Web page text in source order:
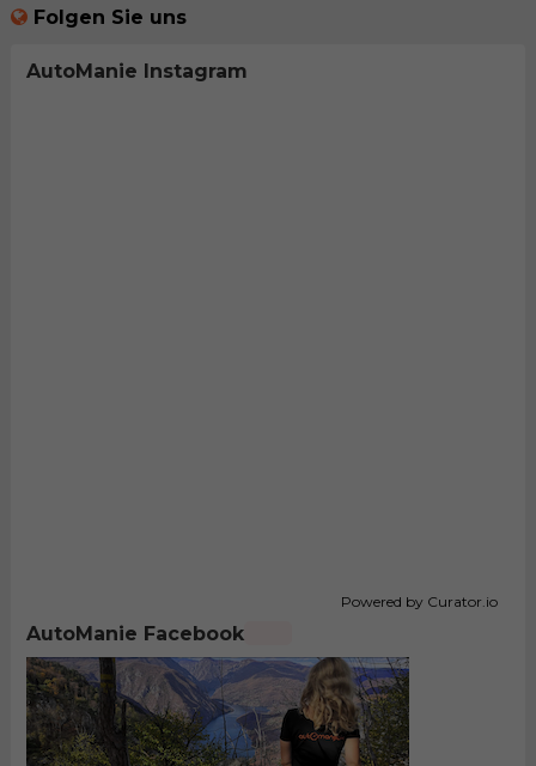
Folgen Sie uns
AutoManie Instagram
Powered by Curator.io
AutoManie Facebook